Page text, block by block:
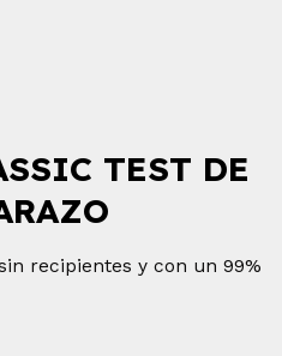
TEST DE
recipientes y con un 99%